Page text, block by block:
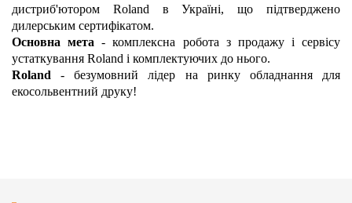
дистриб'ютором Roland в Україні, що підтверджено
дилерським сертифікатом.
Основна мета - комплексна робота з продажу і сервісу
устаткування Roland і комплектуючих до нього.
Roland - безумовний лідер на ринку обладнання для
екосольвентний друку!